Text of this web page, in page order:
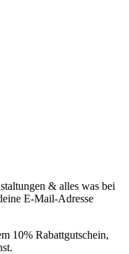
& alles was bei
E-Mail-Adresse
10% Rabattgutschein,